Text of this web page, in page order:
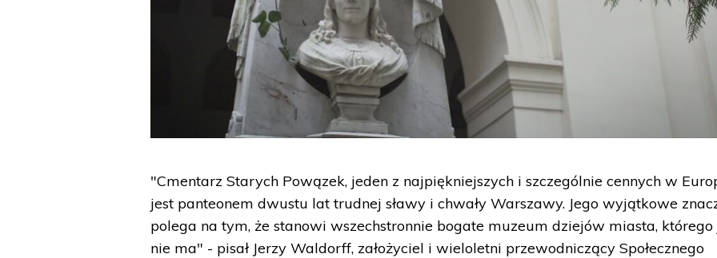
"Cmentarz Starych Powązek, jeden z najpiękniejszych i szczególnie cennych w
jest panteonem dwustu lat trudnej sławy i chwały Warszawy. Jego wyjątkowe
polega na tym, że stanowi wszechstronnie bogate muzeum dziejów miasta, którego
nie ma" - pisał Jerzy Waldorff, założyciel i wieloletni przewodniczący Społecznego